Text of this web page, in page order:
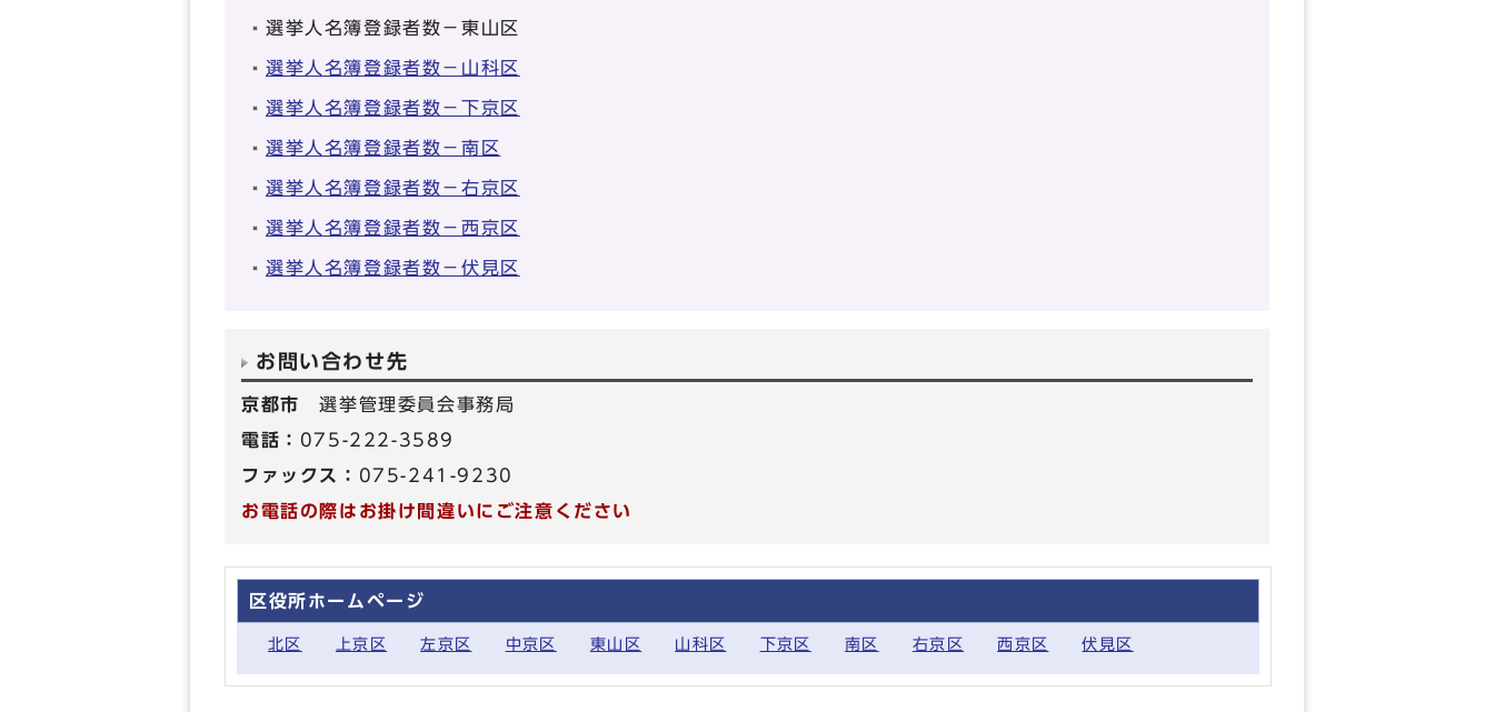
選挙人名簿登録者数－東山区
選挙人名簿登録者数－山科区
選挙人名簿登録者数－下京区
選挙人名簿登録者数－南区
選挙人名簿登録者数－右京区
選挙人名簿登録者数－西京区
選挙人名簿登録者数－伏見区
お問い合わせ先
京都市選挙管理委員会事務局
電話： 075-222-3589
ファックス： 075-241-9230
お電話の際はお掛け間違いにご注意ください
区役所ホームページ
北区 上京区 左京区 中京区 東山区 山科区 下京区 南区 右京区 西京区 伏見区